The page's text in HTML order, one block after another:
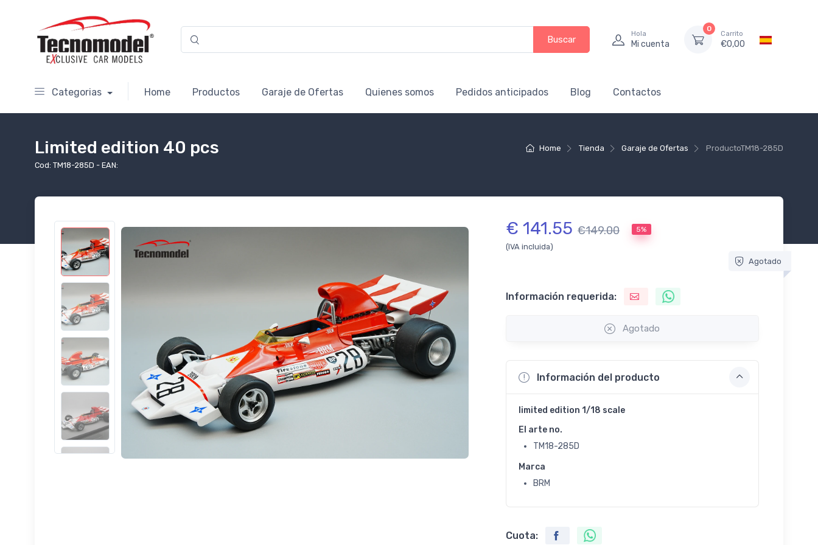
Buscar
Hola
Mi cuenta
0
Carrito
€0,00
Categorias Home Productos Garaje de Ofertas Quienes somos Pedidos anticipados Blog Contactos
Home Tienda Garaje de Ofertas ProductoTM18-285D
Limited edition 40 pcs
Cod: TM18-285D - EAN:
€ 141.55 €149.00 5%
(IVA incluida)
Agotado
Información requerida:
Agotado
Información del producto
limited edition 1/18 scale
El arte no.
TM18-285D
Marca
BRM
Cuota: